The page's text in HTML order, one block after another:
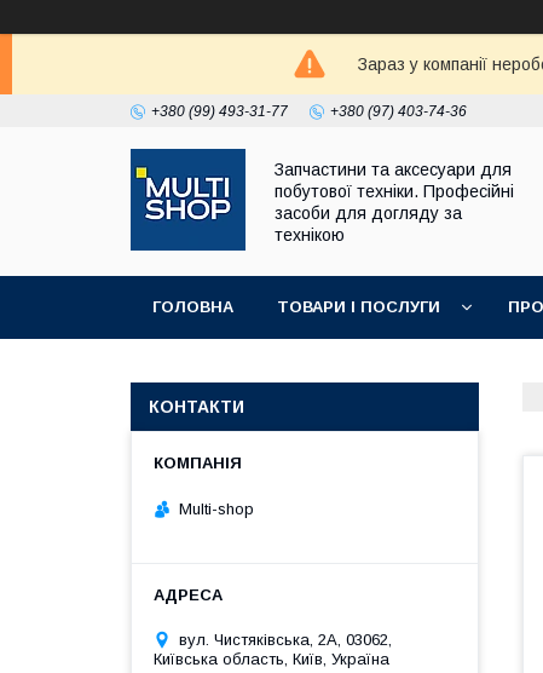
Зараз у компанії
+380 (99) 493-31-77 +380 (97) 403-74-36
Запчастини та аксесуари для
побутової техніки. Професійні
засоби для догляду за
технікою
ГОЛОВНА ТОВАРИ І ПОСЛУГИ
КОНТАКТИ
Multi-shop
вул. Чистяківська, 2А, 03062,
Київська область, Київ, Україна